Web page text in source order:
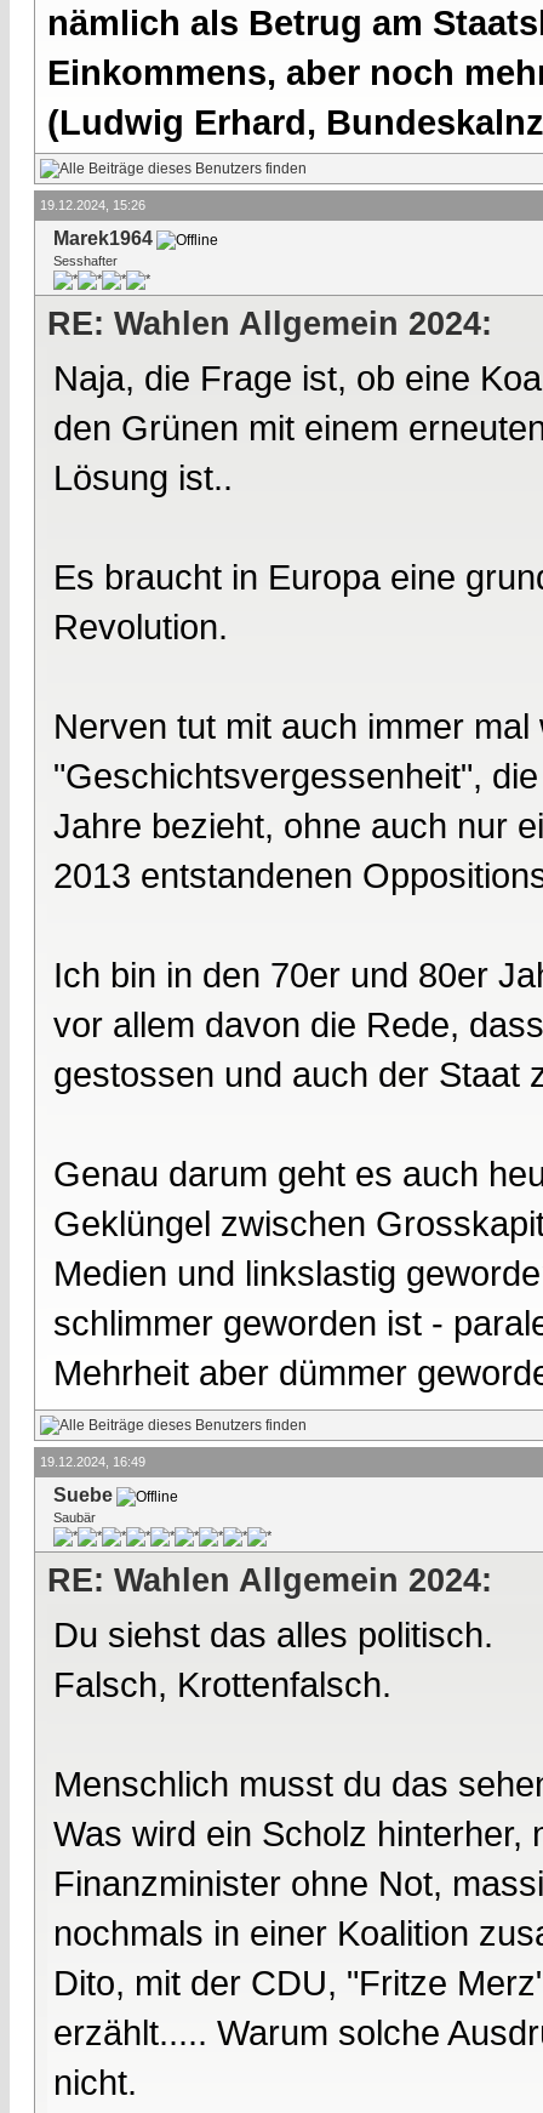
nämlich als Betrug am
Einkommens, aber noch
(Ludwig Erhard,
19.12.2024, 15:26
Marek1964
Sesshafter
RE: Wahlen Allgemein 2024:
Naja, die Frage ist, ob eine
den Grünen mit einem
Lösung ist..
Es braucht in Europa eine
Revolution.
Nerven tut mit auch immer
"Geschichtsvergessenheit",
Jahre bezieht, ohne auch nur
2013 entstandenen
Ich bin in den 70er und 80er
vor allem davon die Rede,
gestossen und auch der Staat
Genau darum geht es auch
Geklüngel zwischen
Medien und linkslastig
schlimmer geworden ist -
Mehrheit aber dümmer
19.12.2024, 16:49
Suebe
Saubär
RE: Wahlen Allgemein 2024:
Du siehst das alles politisch.
Falsch, Krottenfalsch.
Menschlich musst du das
Was wird ein Scholz hinterher,
Finanzminister ohne Not,
nochmals in einer Koalition
Dito, mit der CDU, "Fritze
erzählt..... Warum solche
nicht.